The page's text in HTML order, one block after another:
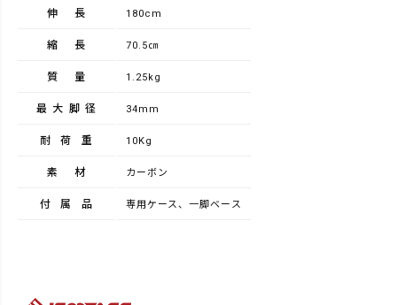
伸長 180cm
縮長 70.5㎝
質量 1.25kg
最大脚径 34mm
耐荷重 10Kg
素材 カーボン
付属品 専用ケース、一脚ベース